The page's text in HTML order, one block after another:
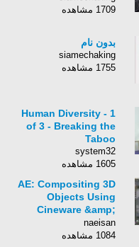
1709 مشاهده
بدون نام
siamechaking
1755 مشاهده
Human Diversity - 1
of 3 - Breaking the
Taboo
system32
1605 مشاهده
AE: Compositing 3D
Objects Using
Cineware &amp;
Cinema 4D
naeisan
1084 مشاهده